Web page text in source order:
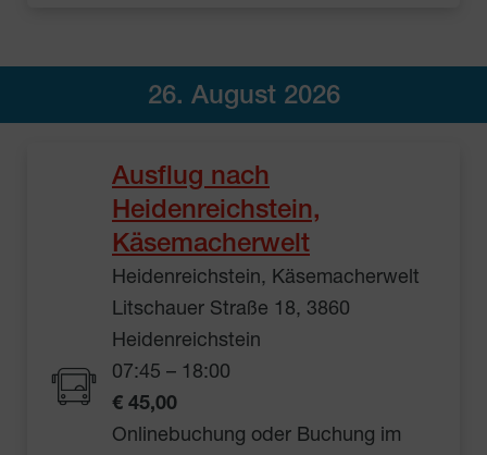
26. August 2026
Ausflug nach
Heidenreichstein,
Käsemacherwelt
Heidenreichstein, Käsemacherwelt
Litschauer Straße 18, 3860
Heidenreichstein
07:45 – 18:00
€ 45,00
Onlinebuchung oder Buchung im